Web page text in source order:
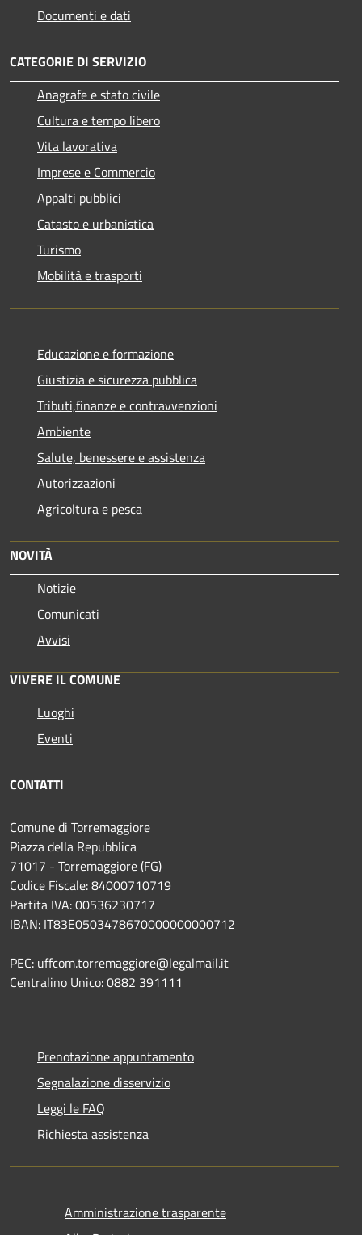
Documenti e dati
CATEGORIE DI SERVIZIO
Anagrafe e stato civile
Cultura e tempo libero
Vita lavorativa
Imprese e Commercio
Appalti pubblici
Catasto e urbanistica
Turismo
Mobilità e trasporti
Educazione e formazione
Giustizia e sicurezza pubblica
Tributi,finanze e contravvenzioni
Ambiente
Salute, benessere e assistenza
Autorizzazioni
Agricoltura e pesca
NOVITÀ
Notizie
Comunicati
Avvisi
VIVERE IL COMUNE
Luoghi
Eventi
CONTATTI
Comune di Torremaggiore
Piazza della Repubblica
71017 - Torremaggiore (FG)
Codice Fiscale: 84000710719
Partita IVA: 00536230717
IBAN: IT83E0503478670000000000712
PEC: uffcom.torremaggiore@legalmail.it
Centralino Unico: 0882 391111
Prenotazione appuntamento
Segnalazione disservizio
Leggi le FAQ
Richiesta assistenza
Amministrazione trasparente